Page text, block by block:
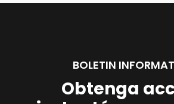
BOLETIN
Obtenga